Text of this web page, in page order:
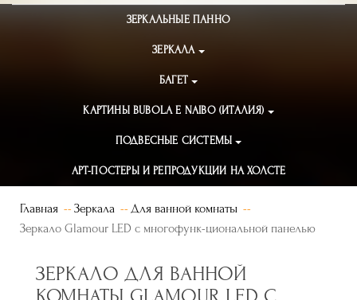
ЗЕРКАЛЬНЫЕ ПАННО
ЗЕРКАЛА
БАГЕТ
КАРТИНЫ BUBOLA E NAIBO (ИТАЛИЯ)
ПОДВЕСНЫЕ СИСТЕМЫ
АРТ-ПОСТЕРЫ И РЕПРОДУКЦИИ НА ХОЛСТЕ
Главная Зеркала
Для ванной комнаты
Зеркало Glamour LED с многофунк-циональной панелью
ЗЕРКАЛО ДЛЯ ВАННОЙ